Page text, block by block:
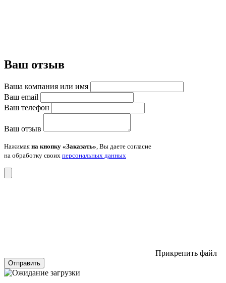
Ваш отзыв
Ваша компания или имя
Ваш email
Ваш телефон
Ваш отзыв
Нажимая на кнопку «Заказать» , Вы даете согласие
на обработку своих персональных данных
Прикрепить файл
Отправить